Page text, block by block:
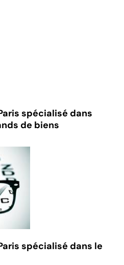
spécialisé dans
de biens
spécialisé dans le